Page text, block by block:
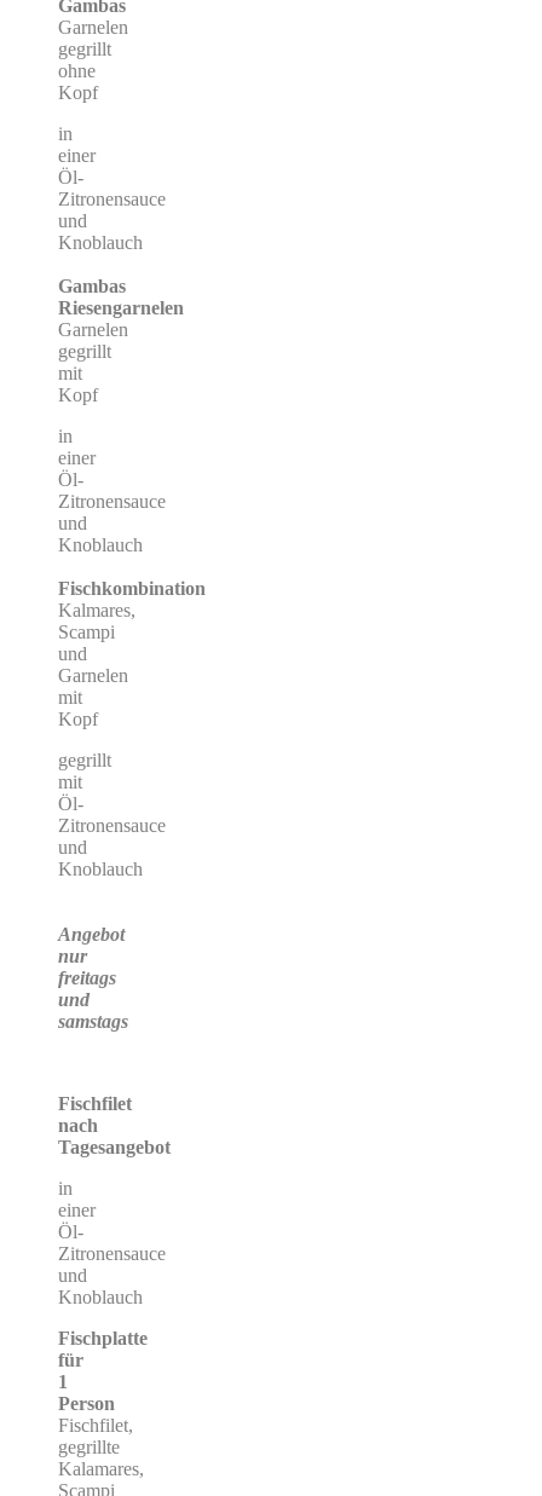
Gambas
Garnelen
gegrillt
ohne
Kopf
in
einer
Öl-
Zitronensauce
und
Knoblauch
Gambas
Riesengarnelen
Garnelen
gegrillt
mit
Kopf
in
einer
Öl-
Zitronensauce
und
Knoblauch
Fischkombination
Kalmares,
Scampi
und
Garnelen
mit
Kopf
gegrillt
mit
Öl-
Zitronensauce
und
Knoblauch
Angebot
nur
freitags
und
samstags
Fischfilet
nach
Tagesangebot
in
einer
Öl-
Zitronensauce
und
Knoblauch
Fischplatte
für
1
Person
Fischfilet,
gegrillte
Kalamares,
Scampi